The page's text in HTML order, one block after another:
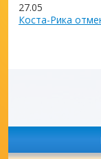
27.05
Коста-Рика